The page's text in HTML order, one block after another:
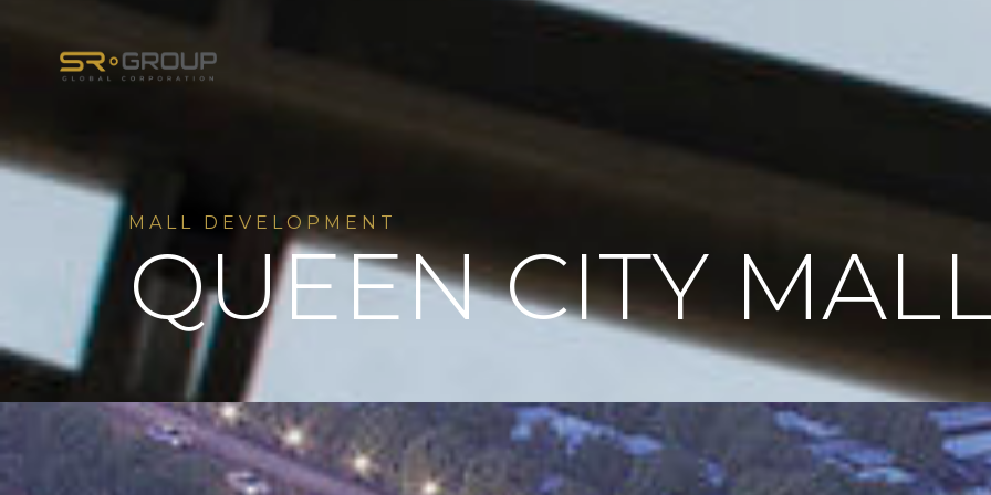
M A L L D E V E LO P M E N T
QUEEN CITY MAL